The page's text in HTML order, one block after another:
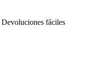
Devoluciones fáciles